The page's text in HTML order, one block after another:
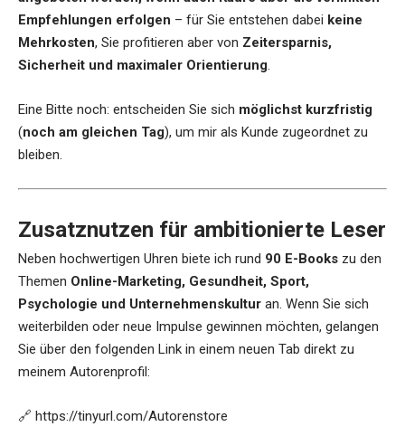
Empfehlungen erfolgen – für Sie entstehen dabei keine
Mehrkosten, Sie profitieren aber von Zeitersparnis,
Sicherheit und maximaler Orientierung.
Eine Bitte noch: entscheiden Sie sich möglichst kurzfristig
(noch am gleichen Tag), um mir als Kunde zugeordnet zu
bleiben.
Zusatznutzen für ambitionierte Leser
Neben hochwertigen Uhren biete ich rund 90 E-Books zu den
Themen Online-Marketing, Gesundheit, Sport,
Psychologie und Unternehmenskultur an. Wenn Sie sich
weiterbilden oder neue Impulse gewinnen möchten, gelangen
Sie über den folgenden Link in einem neuen Tab direkt zu
meinem Autorenprofil:
🔗 https://tinyurl.com/Autorenstore